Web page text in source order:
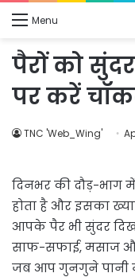
Menu
पैरों को
पर करें
TNC 'Web_Wing'
दिनभर की दौड़-भाग
होता है और इसका
आपके पैर भी सुंदर
साफ-सफाई, मसाज
जब आप गुनगुने पानी